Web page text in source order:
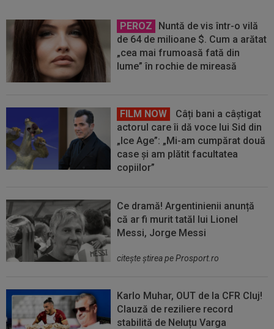
PEROZ
Nuntă de vis într-o vilă
de 64 de milioane $. Cum a arătat
„cea mai frumoasă fată din
lume” în rochie de mireasă
FILM NOW
Câți bani a câștigat
actorul care îi dă voce lui Sid din
„Ice Age”: „Mi-am cumpărat două
case și am plătit facultatea
copiilor”
Ce dramă! Argentinienii anunță
că ar fi murit tatăl lui Lionel
Messi, Jorge Messi
citeşte ştirea pe Prosport.ro
Karlo Muhar, OUT de la CFR Cluj!
Clauză de reziliere record
stabilită de Neluțu Varga